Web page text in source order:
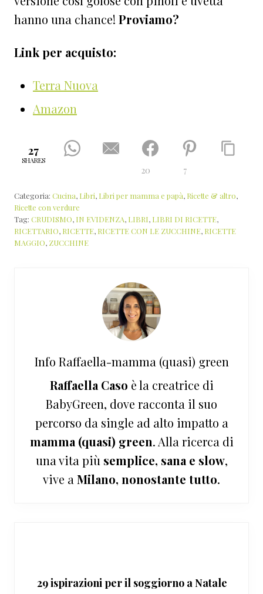
hanno una chance! Proviamo?
Link per acquisto:
Terra Nuova
Amazon
27
SHARES
20 7
Categoria: Cucina, Libri, Libri per mamma e papà, Ricette & altro,
Ricette con verdure
Tag: CRUDISMO, IN EVIDENZA, LIBRI, LIBRI DI RICETTE,
RICETTARIO, RICETTE, RICETTE CON LE ZUCCHINE, RICETTE
MAGGIO, ZUCCHINE
Info Raffaella-mamma (quasi) green
Raffaella Caso è la creatrice di
BabyGreen, dove racconta il suo
percorso da single ad alto impatto a
mamma (quasi) green. Alla ricerca di
una vita più semplice, sana e slow,
vive a Milano, nonostante tutto.
29 ispirazioni per il soggiorno a Natale